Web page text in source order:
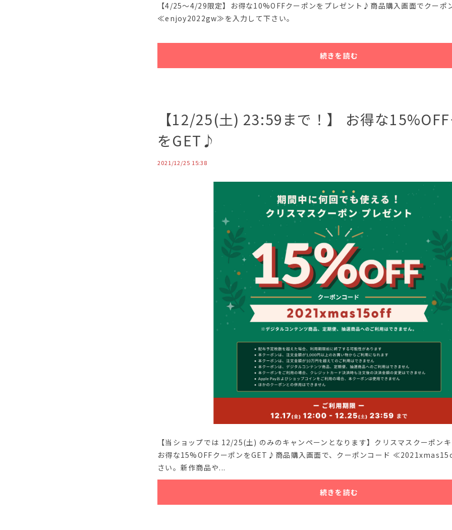
【4/25～4/29限定】お得な10%OFFクーポンをプレゼント♪商品購入画面でクーポ
≪enjoy2022gw≫を入力して下さい。
続きを読む
【12/25(土) 23:59まで！】 お得な
をGET♪
2021/12/25 15:38
【当ショップでは 12/25(土) のみのキャンペーンとなります】クリスマスクーポン
お得な15%OFFクーポンをGET♪商品購入画面で、クーポンコード
さい。新作商品や...
続きを読む